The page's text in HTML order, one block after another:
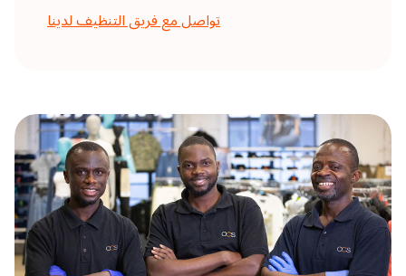
تواصل مع فريق التنظيف لدينا